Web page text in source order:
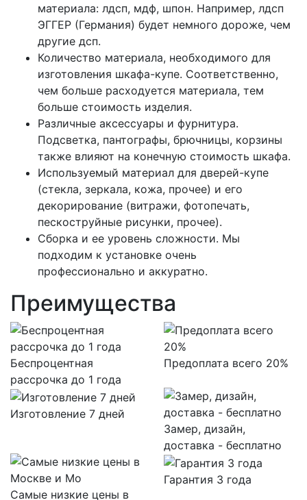
материала: лдсп, мдф, шпон. Например, лдсп
ЭГГЕР (Германия) будет немного дороже, чем
другие дсп.
Количество материала, необходимого для
изготовления шкафа-купе. Соответственно,
чем больше расходуется материала, тем
больше стоимость изделия.
Различные аксессуары и фурнитура.
Подсветка, пантографы, брючницы, корзины
также влияют на конечную стоимость шкафа.
Используемый материал для дверей-купе
(стекла, зеркала, кожа, прочее) и его
декорирование (витражи, фотопечать,
пескоструйные рисунки, прочее).
Сборка и ее уровень сложности. Мы
подходим к установке очень
профессионально и аккуратно.
Преимущества
Беспроцентная
рассрочка до 1 года
Предоплата всего 20%
Изготовление 7 дней
Замер, дизайн,
доставка - бесплатно
Самые низкие цены в
Гарантия 3 года